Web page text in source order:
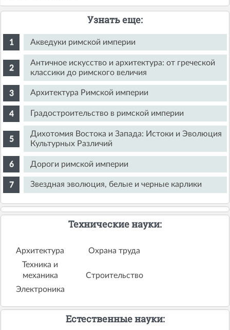
Узнать еще:
Акведуки римской империи
Античное искусство и архитектура: от греческой
классики до римского величия
Архитектура Римской империи
Градостроительство в римской империи
Дихотомия Востока и Запада: Истоки и Эволюция
Культурных Различий
Дороги римской империи
Звездная эволюция, белые и черные карлики
Технические науки:
Архитектура
Охрана труда
Техника и
механика
Строительство
Электроника
Естественные науки: